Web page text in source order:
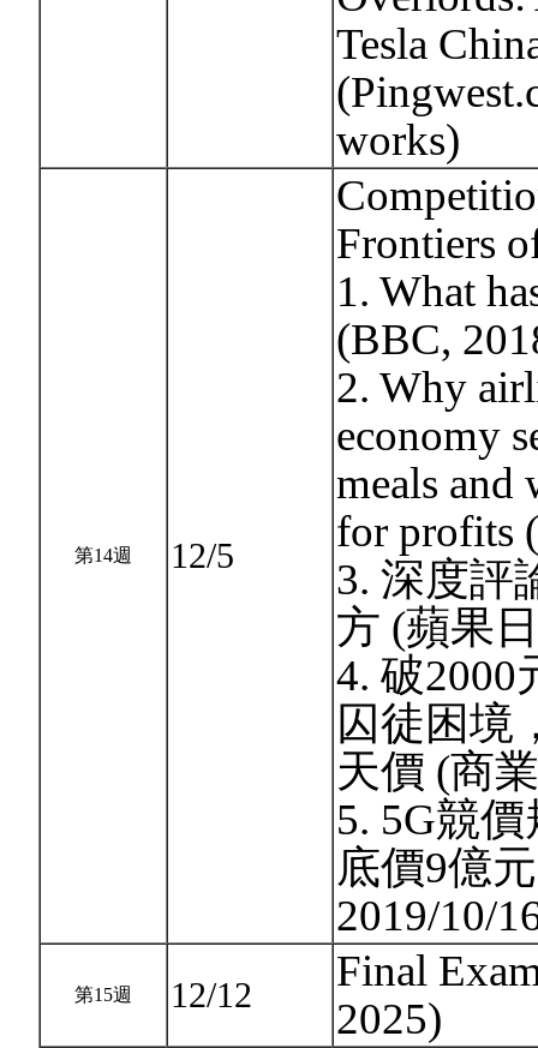
Tesla
works)
第14週 12/5
Frontiers
1. What
(BBC,
2. Why
economy
meals and
for profits
3. 深度評
方 (蘋果
4. 破
囚徒困境
天價 (商
5. 5G競
底價9億
2019/10/
第15週 12/12
Final
2025)